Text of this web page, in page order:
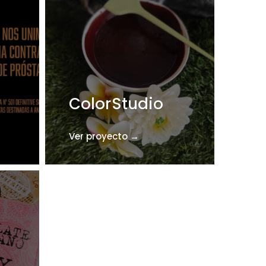
ColorStudio
Ver proyecto →
Hijos de
Santiago
Rodríguez
Ver proyecto →